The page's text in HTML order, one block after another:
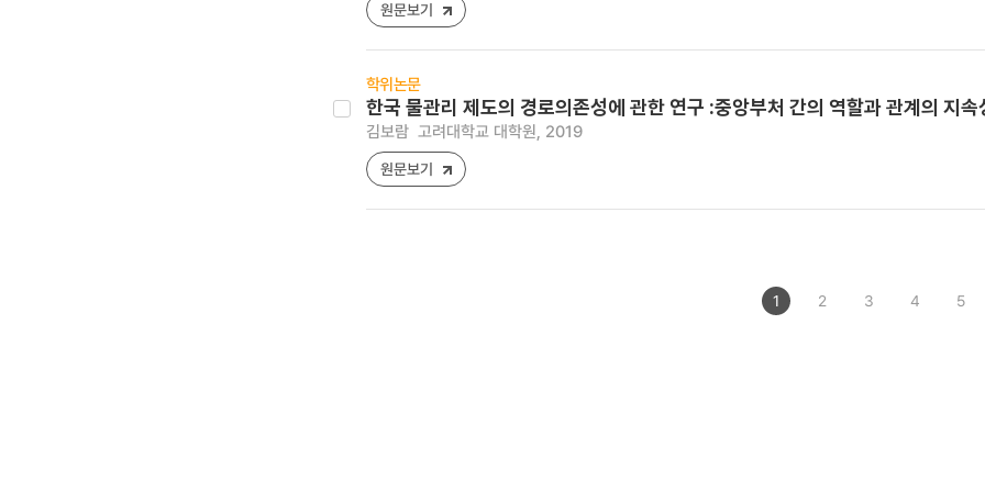
원문보기
학위논문
한국 물관리 제도의 경로의존성에 관한 연구 :중앙부처 간의 역할과 관계의 지속
김보람 고려대학교 대학원, 2019
원문보기
1 2 3 4 5